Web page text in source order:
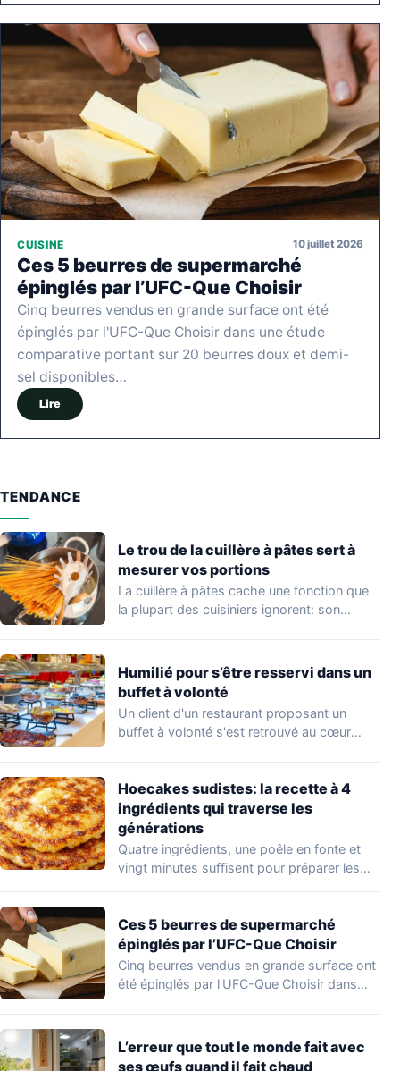
CUISINE 10 juillet 2026
Ces 5 beurres de supermarché
épinglés par l’UFC-Que Choisir
Cinq beurres vendus en grande surface ont été
épinglés par l'UFC-Que Choisir dans une étude
comparative portant sur 20 beurres doux et demi-
sel disponibles…
Lire
TENDANCE
Le trou de la cuillère à pâtes sert à
mesurer vos portions
La cuillère à pâtes cache une fonction que
la plupart des cuisiniers ignorent: son…
Humilié pour s’être resservi dans un
buffet à volonté
Un client d'un restaurant proposant un
buffet à volonté s'est retrouvé au cœur
Hoecakes sudistes: la recette à 4
ingrédients qui traverse les
générations
Quatre ingrédients, une poêle en fonte et
vingt minutes suffisent pour préparer les
Ces 5 beurres de supermarché
épinglés par l’UFC-Que Choisir
Cinq beurres vendus en grande surface ont
été épinglés par l'UFC-Que Choisir dans
L’erreur que tout le monde fait avec
ses œufs quand il fait chaud